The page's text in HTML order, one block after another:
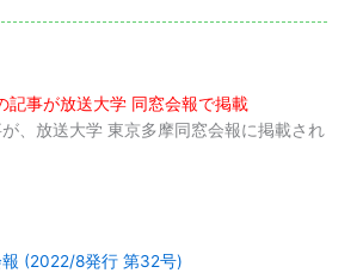
記事が放送大学 同窓会報で掲載
、放送大学 東京多摩同窓会報に掲載され
(2022/8発行 第32号)